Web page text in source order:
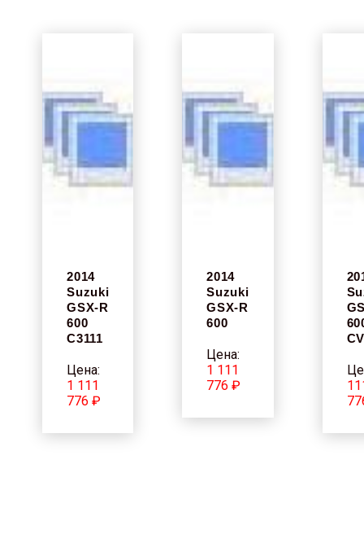
2014
Suzuki
GSX-R
600
C3111
Цена:
1 111
776 ₽
2014
Suzuki
GSX-R
600
Цена:
1 111
776 ₽